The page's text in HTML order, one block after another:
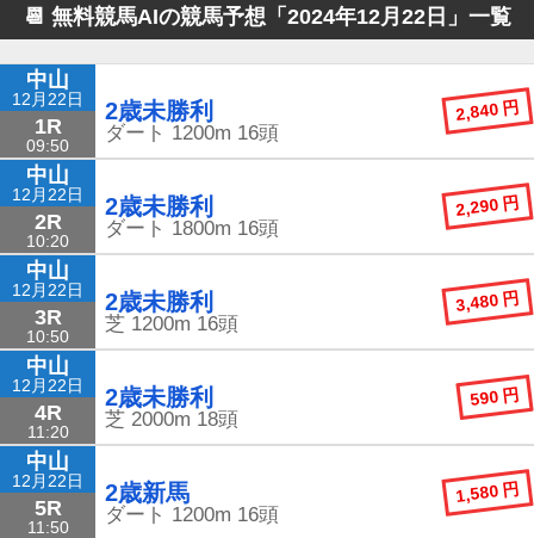
📆 無料競馬AIの競馬予想 「2024年12月22日」一覧
中山
12月22日
1R
09:50
2歳未勝利
ダート 1200m 16頭
2,840 円
中山
12月22日
2R
10:20
2歳未勝利
ダート 1800m 16頭
2,290 円
中山
12月22日
3R
10:50
2歳未勝利
芝 1200m 16頭
3,480 円
中山
12月22日
4R
11:20
2歳未勝利
芝 2000m 18頭
590 円
中山
12月22日
5R
11:50
2歳新馬
ダート 1200m 16頭
1,580 円